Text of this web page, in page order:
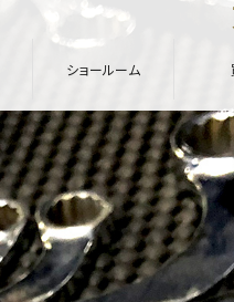
ショールーム